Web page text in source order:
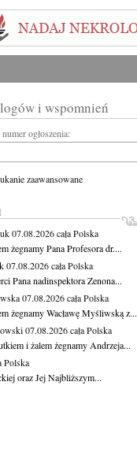
i wspomnień
ogłoszenia:
zaawansowane
07.08.2026cała Polska
żegnamy Pana Profesora dr....
07.08.2026cała Polska
Pana nadinspektora Zenona...
07.08.2026cała Polska
żegnamy Wacławę Myśliwską z...
07.08.2026cała Polska
i żalem żegnamy Andrzeja...
Polska
oraz Jej Najbliższym...